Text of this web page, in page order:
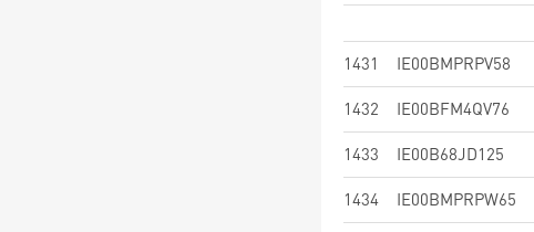
1431 IE00BMPRPV58
1432 IE00BFM4QV76
1433 IE00B68JD125
1434 IE00BMPRPW65